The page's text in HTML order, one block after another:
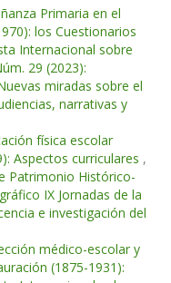
Primaria en el
los Cuestionarios
Internacional sobre
29 (2023):
miradas sobre el
narrativas y
física escolar
Aspectos curriculares ,
Patrimonio Histórico-
IX Jornadas de la
e investigación del
médico-escolar y
(1875-1931):